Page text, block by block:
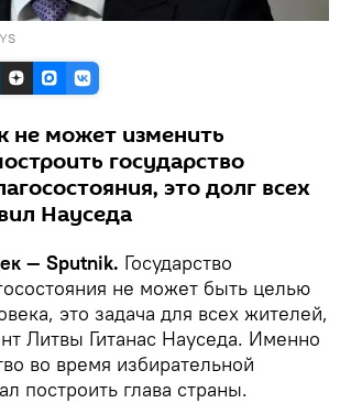
не может изменить
государство
это долг всех
Науседа
— Sputnik. Государство
не может быть целью
это задача для всех жителей,
Литвы Гитанас Науседа. Именно
во время избирательной
построить глава страны.